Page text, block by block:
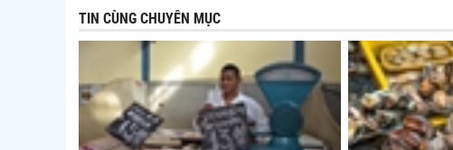
TIN CÙNG CHUYÊN MỤC